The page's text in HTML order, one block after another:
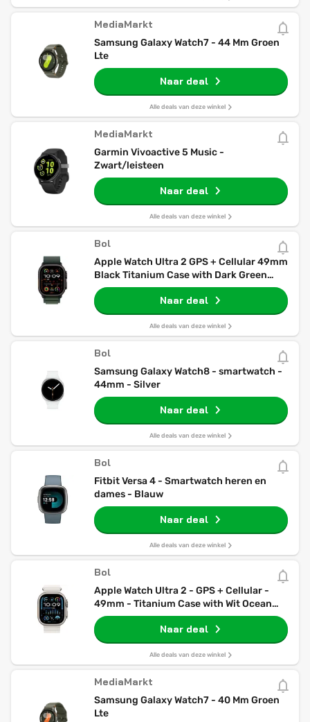
MediaMarkt
Samsung Galaxy Watch7 - 44 Mm Groen
Lte
Naar deal
Alle deals van deze winkel
MediaMarkt
Garmin Vivoactive 5 Music -
Zwart/leisteen
Naar deal
Alle deals van deze winkel
Bol
Apple Watch Ultra 2 GPS + Cellular 49mm
Black Titanium Case with Dark Green
Alpine Loop - Medium
Naar deal
Alle deals van deze winkel
Bol
Samsung Galaxy Watch8 - smartwatch -
44mm - Silver
Naar deal
Alle deals van deze winkel
Bol
Fitbit Versa 4 - Smartwatch heren en
dames - Blauw
Naar deal
Alle deals van deze winkel
Bol
Apple Watch Ultra 2 - GPS + Cellular -
49mm - Titanium Case with Wit Ocean
Band
Naar deal
Alle deals van deze winkel
MediaMarkt
Samsung Galaxy Watch7 - 40 Mm Groen
Lte